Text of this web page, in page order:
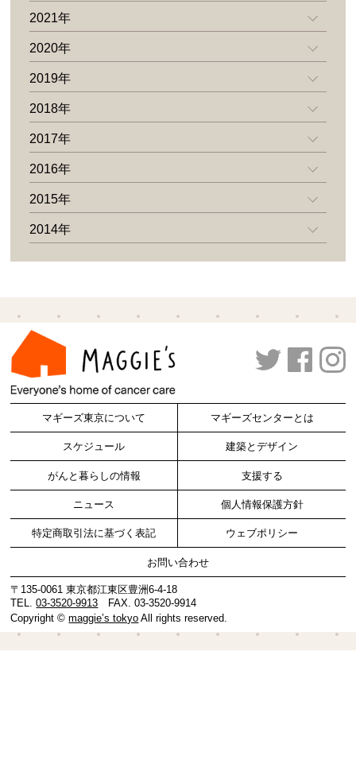
2021年
2020年
2019年
2018年
2017年
2016年
2015年
2014年
マギーズ東京について マギーズセンターとは
スケジュール 建築とデザイン
がんと暮らしの情報 支援する
ニュース 個人情報保護方針
特定商取引法に基づく表記 ウェブポリシー
お問い合わせ
〒135-0061 東京都江東区豊洲6-4-18
TEL.03-3520-9913 FAX. 03-3520-9914
Copyright ©maggie’s tokyo All rights reserved.